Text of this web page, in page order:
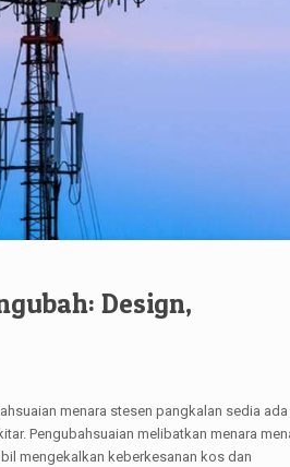
Design,
menara stesen pangkalan sedia
Pengubahsuaian melibatkan menara
mengekalkan keberkesanan kos dan